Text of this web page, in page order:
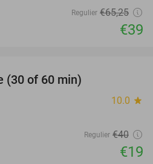
Regulier €65,25
€39
(30 of 60 min)
10.0 star
Regulier €40
€19